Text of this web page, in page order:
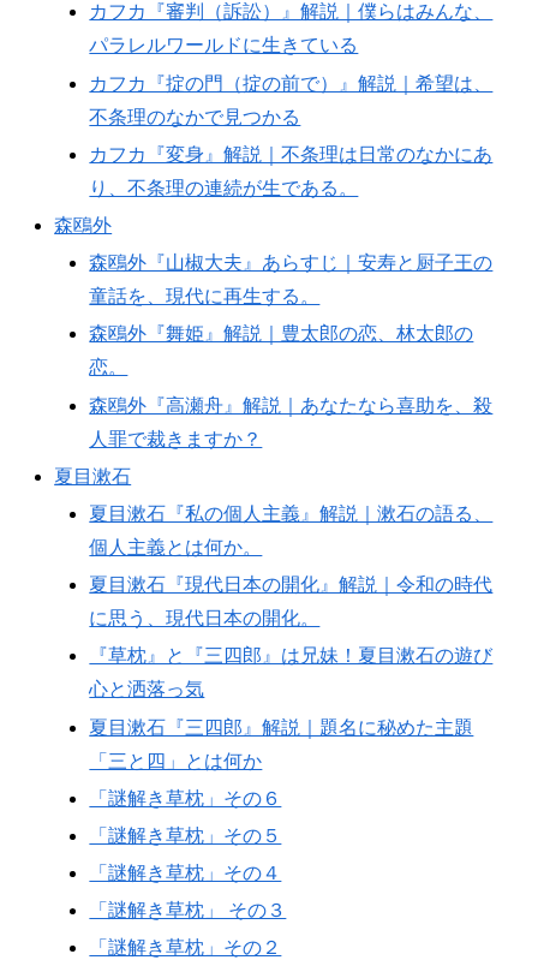
カフカ『審判（訴訟）』解説｜僕らはみんな、
パラレルワールドに生きている
カフカ『掟の門（掟の前で）』解説｜希望は、
不条理のなかで見つかる
カフカ『変身』解説｜不条理は日常のなかにあ
り、不条理の連続が生である。
森鴎外
森鴎外『山椒大夫』あらすじ｜安寿と厨子王の
童話を、現代に再生する。
森鴎外『舞姫』解説｜豊太郎の恋、林太郎の
恋。
森鴎外『高瀬舟』解説｜あなたなら喜助を、殺
人罪で裁きますか？
夏目漱石
夏目漱石『私の個人主義』解説｜漱石の語る、
個人主義とは何か。
夏目漱石『現代日本の開化』解説｜令和の時代
に思う、現代日本の開化。
『草枕』と『三四郎』は兄妹！夏目漱石の遊び
心と洒落っ気
夏目漱石『三四郎』解説｜題名に秘めた主題
「三と四」とは何か
「謎解き草枕」その６
「謎解き草枕」その５
「謎解き草枕」その４
「謎解き草枕」 その３
「謎解き草枕」その２